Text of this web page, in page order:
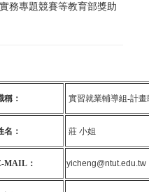
務專題競賽等教育部獎助
稱： 實習就業輔導組-計畫
名： 莊 小姐
MAIL： yicheng@ntut.edu.tw